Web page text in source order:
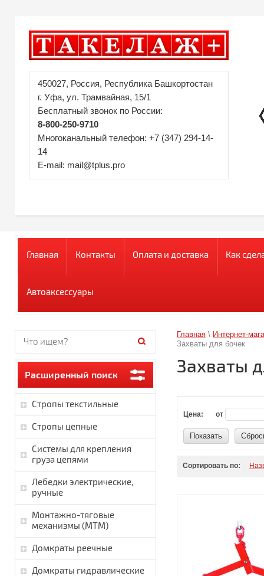
450027, Россия, Республика Башкортостан
г. Уфа, ул. Трамвайная, 15/1
Бесплатный звонок по России:
8-800-250-9710
Многоканальный телефон: +7 (347) 294-14-
14
E-mail: mail@tplus.pro
Главная Контакты Оплата и доставка Как
Автоаксессуары
Главная \ Интернет-
Захваты для бочек
Захваты
Цена: от
Показать
Сортировать по:
Расширенный поиск
Стропы текстильные
Стропы цепные
Системы для крепления
груза цепями
Лебедки электрические,
ручные
Монтажно-тяговые
механизмы (МТМ)
Домкраты реечные
Домкраты гидравлические